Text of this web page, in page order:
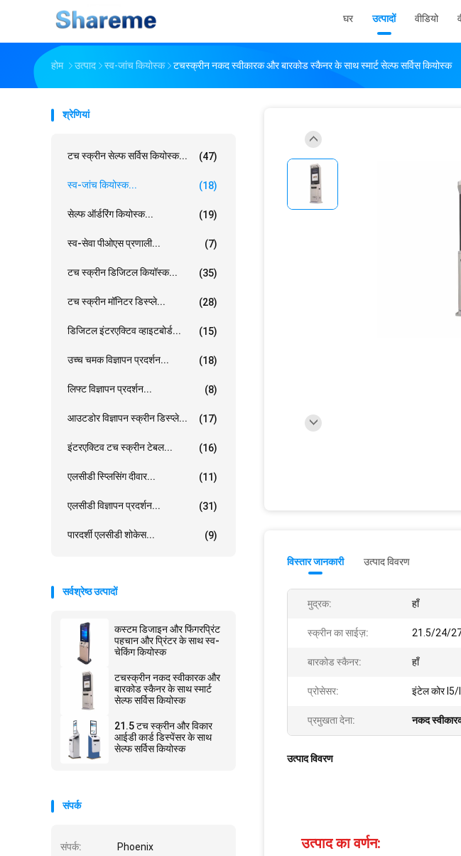
घर उत्पादों वीडियो
होम उत्पाद स्व-जांच कियोस्क टचस्क्रीन नकद स्वीकारक और बारकोड स्कैनर के साथ स्मार्ट सेल्फ सर्विस कियोस्क
श्रेणियां
टच स्क्रीन सेल्फ सर्विस कियोस्क... (47)
स्व-जांच कियोस्क... (18)
सेल्फ ऑर्डरिंग कियोस्क... (19)
स्व-सेवा पीओएस प्रणाली... (7)
टच स्क्रीन डिजिटल कियॉस्क... (35)
टच स्क्रीन मॉनिटर डिस्प्ले... (28)
डिजिटल इंटरएक्टिव व्हाइटबोर्ड... (15)
उच्च चमक विज्ञापन प्रदर्शन... (18)
लिफ्ट विज्ञापन प्रदर्शन... (8)
आउटडोर विज्ञापन स्क्रीन डिस्प्ले... (17)
इंटरएक्टिव टच स्क्रीन टेबल... (16)
एलसीडी स्प्लिसिंग दीवार... (11)
एलसीडी विज्ञापन प्रदर्शन... (31)
पारदर्शी एलसीडी शोकेस... (9)
सर्वश्रेष्ठ उत्पादों
कस्टम डिजाइन और फिंगरप्रिंट
पहचान और प्रिंटर के साथ स्व-
चेकिंग कियोस्क
टचस्क्रीन नकद स्वीकारक और
बारकोड स्कैनर के साथ स्मार्ट
सेल्फ सर्विस कियोस्क
21.5 टच स्क्रीन और विकार
आईडी कार्ड डिस्पेंसर के साथ
सेल्फ सर्विस कियोस्क
संपर्क
संपर्क: Phoenix
विस्तार जानकारी उत्पाद विवरण
मुद्रक: हाँ
स्क्रीन का साईज़: 21.5/24/
बारकोड स्कैनर: हाँ
प्रोसेसर: इंटेल कोर I5/
प्रमुखता देना: नकद
उत्पाद विवरण
उत्पाद का वर्णन: